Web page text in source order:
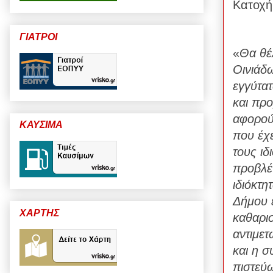
«Θα
και
που
τους
Δήμου
και η
ΓΙΑΤΡΟΙ
ΚΑΥΣΙΜΑ
ΧΑΡΤΗΣ